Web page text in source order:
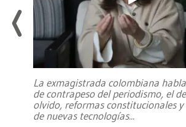
La exmagistrada colombiana
de contrapeso del periodismo, el
olvido, reformas constitucionales y
de nuevas tecnologías...